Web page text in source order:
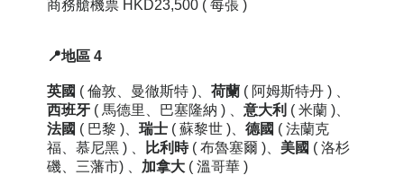
商務艙機票 HKD23,500 ( 每張 )
📍地區 4
英國 ( 倫敦、曼徹斯特 )、荷蘭 ( 阿姆斯特丹 ) 、
西班牙 ( 馬德里、 巴塞隆納 ) 、意大利 ( 米蘭 )、
法國 ( 巴黎 )、瑞士 ( 蘇黎世 )、德國 ( 法蘭克
福、慕尼黑 ) 比利時 (布魯塞爾 ) 美國 (洛杉
磯、三藩市) 、 加拿大 ( 溫哥華 )